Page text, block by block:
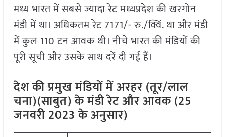
मध्य भारत में सबसे ज्यादा रेट मध्यप्रदेश की खरगोन
मंडी में था। अधिकतम रेट 7171/- रु./क्विं. था और मंडी
में कुल 110 टन आवक थी। नीचे भारत की मंडियों की
पूरी सूची और उसके साथ दरें दी गई हैं।
देश की प्रमुख मंडियों में अरहर (तूर/लाल
चना)(साबुत) के मंडी रेट और आवक (25
जनवरी 2023 के अनुसार)